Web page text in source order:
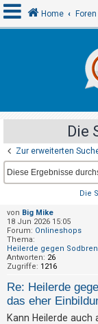
e
l
d
e
n
R
e
g
i
s
t
Home Foren
Die
Zur erweiterten
Die
von Big Mike
18 Jun 2026 15:05
Forum: Onlineshops
Thema:
Heilerde gegen
Antworten: 26
Zugriffe: 1216
Re: Heilerde
das eher
Kann Heilerde